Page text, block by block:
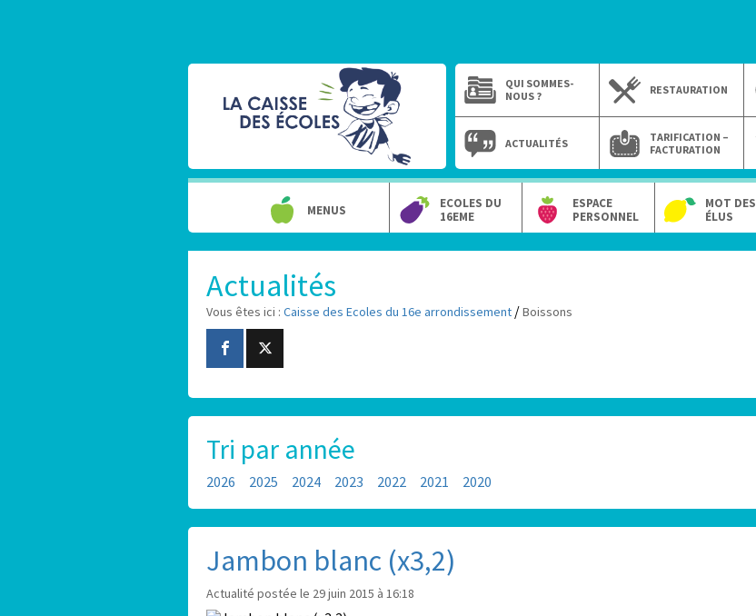
QUI SOMMES-
NOUS ?
RESTAURATION
ACTUALITÉS
TARIFICATION –
FACTURATION
MENUS
ECOLES DU
16EME
ESPACE
PERSONNEL
MOT DES
ÉLUS
Actualités
Vous êtes ici : Caisse des Ecoles du 16e arrondissement /Boissons
Tri par année
2026 2025 2024 2023 2022 2021 2020
Jambon blanc (x3,2)
Actualité postée le 29 juin 2015 à 16:18